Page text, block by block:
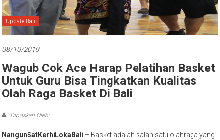
Bali
Update Bali
08/10/2019
Wagub Cok Ace Harap Pelatihan Basket
Untuk Guru Bisa Tingkatkan Kualitas
Olah Raga Basket Di Bali
Diposkan Oleh:
NangunSatKerhiLokaBali – Basket adalah salah satu olahraga yang